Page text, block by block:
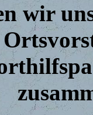
wir